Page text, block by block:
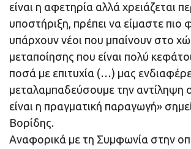
είναι η αφετηρία αλλά χρειάζεται
υποστήριξη, πρέπει να είμαστε πιο
υπάρχουν νέοι που μπαίνουν στο
μεταποίησης που είναι πολύ
ποσά με επιτυχία (…) μας
μεταλαμπαδεύσουμε την αντίληψη
είναι η πραγματική παραγωγή»
Βορίδης.
Αναφορικά με τη Συμφωνία στην